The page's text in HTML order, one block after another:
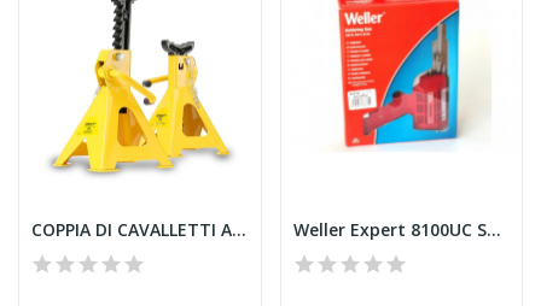
COPPIA DI CAVALLETTI AUTO 2 TON Weller Expert 8100UC Saldatore a Pistola da 100...